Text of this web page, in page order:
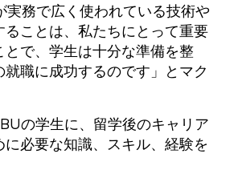
実務で広く使われている技術や
ることは、私たちにとって重要
とで、学生は十分な準備を整
就職に成功するのです」とマク
の学生に、留学後のキャリア
に必要な知識、スキル、経験を